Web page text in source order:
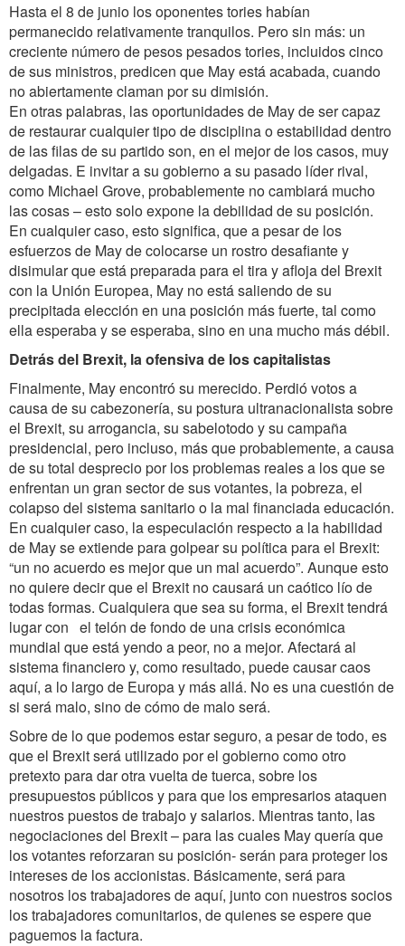
Hasta el 8 de junio los oponentes tories habían
permanecido relativamente tranquilos. Pero sin más: un
creciente número de pesos pesados tories, incluidos cinco
de sus ministros, predicen que May está acabada, cuando
no abiertamente claman por su dimisión.
En otras palabras, las oportunidades de May de ser capaz
de restaurar cualquier tipo de disciplina o estabilidad dentro
de las filas de su partido son, en el mejor de los casos, muy
delgadas. E invitar a su gobierno a su pasado líder rival,
como Michael Grove, probablemente no cambiará mucho
las cosas – esto solo expone la debilidad de su posición.
En cualquier caso, esto significa, que a pesar de los
esfuerzos de May de colocarse un rostro desafiante y
disimular que está preparada para el tira y afloja del Brexit
con la Unión Europea, May no está saliendo de su
precipitada elección en una posición más fuerte, tal como
ella esperaba y se esperaba, sino en una mucho más débil.
Detrás del Brexit, la ofensiva de los capitalistas
Finalmente, May encontró su merecido. Perdió votos a
causa de su cabezonería, su postura ultranacionalista sobre
el Brexit, su arrogancia, su sabelotodo y su campaña
presidencial, pero incluso, más que probablemente, a causa
de su total desprecio por los problemas reales a los que se
enfrentan un gran sector de sus votantes, la pobreza, el
colapso del sistema sanitario o la mal financiada educación.
En cualquier caso, la especulación respecto a la habilidad
de May se extiende para golpear su política para el Brexit:
“un no acuerdo es mejor que un mal acuerdo”. Aunque esto
no quiere decir que el Brexit no causará un caótico lío de
todas formas. Cualquiera que sea su forma, el Brexit tendrá
lugar con el telón de fondo de una crisis económica
mundial que está yendo a peor, no a mejor. Afectará al
sistema financiero y, como resultado, puede causar caos
aquí, a lo largo de Europa y más allá. No es una cuestión de
si será malo, sino de cómo de malo será.
Sobre de lo que podemos estar seguro, a pesar de todo, es
que el Brexit será utilizado por el gobierno como otro
pretexto para dar otra vuelta de tuerca, sobre los
presupuestos públicos y para que los empresarios ataquen
nuestros puestos de trabajo y salarios. Mientras tanto, las
negociaciones del Brexit – para las cuales May quería que
los votantes reforzaran su posición- serán para proteger los
intereses de los accionistas. Básicamente, será para
nosotros los trabajadores de aquí, junto con nuestros socios
los trabajadores comunitarios, de quienes se espere que
paguemos la factura.